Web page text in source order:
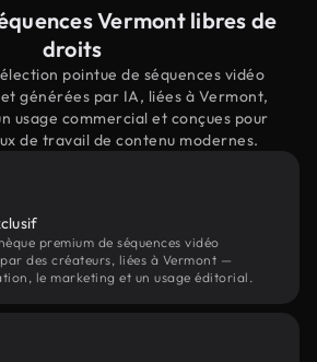
Vermont libres de
droits
pointue de séquences vidéo
générées par IA, liées à Vermont,
usage commercial et conçues pour
de travail de contenu modernes.
premium de séquences vidéo
des créateurs, liées à Vermont —
le marketing et un usage éditorial.